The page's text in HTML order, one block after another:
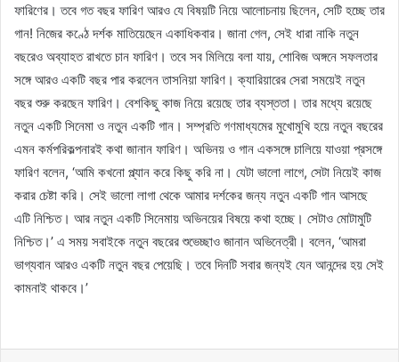
ফারিণের। তবে গত বছর ফারিণ আরও যে বিষয়টি নিয়ে আলোচনায় ছিলেন, সেটি হচ্ছে তার
গান! নিজের কণ্ঠে দর্শক মাতিয়েছেন একাধিকবার। জানা গেল, সেই ধারা নাকি নতুন
বছরেও অব্যাহত রাখতে চান ফারিণ। তবে সব মিলিয়ে বলা যায়, শোবিজ অঙ্গনে সফলতার
সঙ্গে আরও একটি বছর পার করলেন তাসনিয়া ফারিণ। ক্যারিয়ারের সেরা সময়েই নতুন
বছর শুরু করছেন ফারিণ। বেশকিছু কাজ নিয়ে রয়েছে তার ব্যস্ততা। তার মধ্যে রয়েছে
নতুন একটি সিনেমা ও নতুন একটি গান। সম্প্রতি গণমাধ্যমের মুখোমুখি হয়ে নতুন বছরের
এমন কর্মপরিকল্পনারই কথা জানান ফারিণ। অভিনয় ও গান একসঙ্গে চালিয়ে যাওয়া প্রসঙ্গে
ফারিণ বলেন, ‘আমি কখনো প্ল্যান করে কিছু করি না। যেটা ভালো লাগে, সেটা নিয়েই কাজ
করার চেষ্টা করি। সেই ভালো লাগা থেকে আমার দর্শকের জন্য নতুন একটি গান আসছে
এটি নিশ্চিত। আর নতুন একটি সিনেমায় অভিনয়ের বিষয়ে কথা হচ্ছে। সেটাও মোটামুটি
নিশ্চিত।’ এ সময় সবাইকে নতুন বছরের শুভেচ্ছাও জানান অভিনেত্রী। বলেন, ‘আমরা
ভাগ্যবান আরও একটি নতুন বছর পেয়েছি। তবে দিনটি সবার জন্যই যেন আনন্দের হয় সেই
কামনাই থাকবে।’